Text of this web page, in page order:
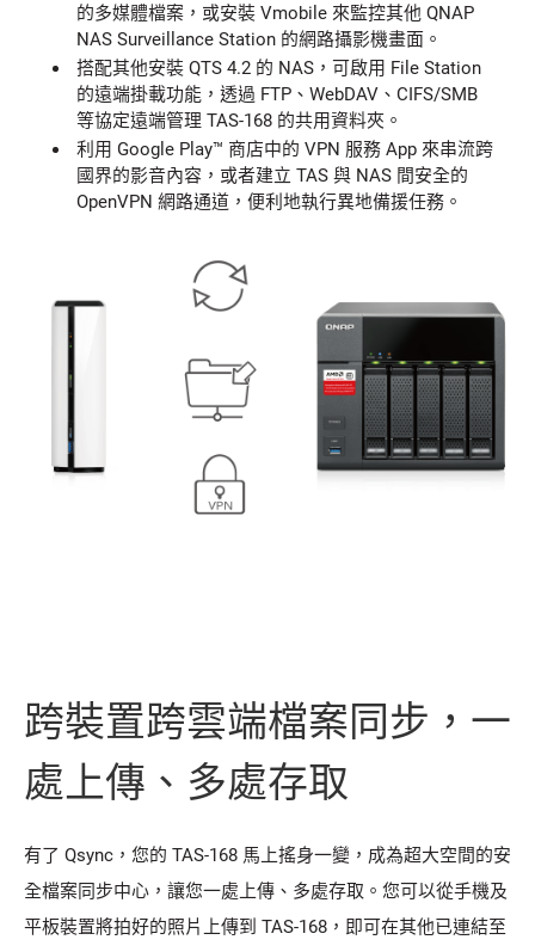
的多媒體檔案，或安裝 Vmobile 來監控其他 QNAP
NAS Surveillance Station 的網路攝影機畫面。
搭配其他安裝 QTS 4.2 的 NAS，可啟用 File Station
的遠端掛載功能，透過 FTP、WebDAV、CIFS/SMB
等協定遠端管理 TAS-168 的共用資料夾。
利用 Google Play™ 商店中的 VPN 服務 App 來串流跨
國界的影音內容，或者建立 TAS 與 NAS 間安全的
OpenVPN 網路通道，便利地執行異地備援任務。
跨裝置跨雲端檔案同步，一
處上傳、多處存取
有了 Qsync，您的 TAS-168 馬上搖身一變，成為超大空間的安
全檔案同步中心，讓您一處上傳、多處存取。您可以從手機及
平板裝置將拍好的照片上傳到 TAS-168，即可在其他已連結至